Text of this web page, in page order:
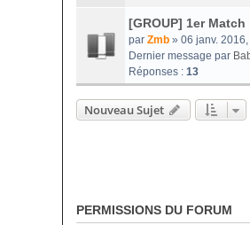
[GROUP] 1er Match
par Zmb » 06 janv.
Dernier message par
Réponses : 13
Nouveau Sujet
PERMISSIONS DU FORUM